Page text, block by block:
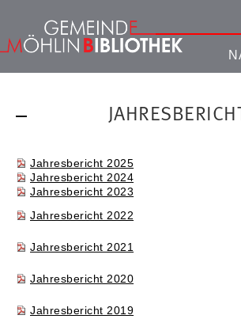
Jahresbericht 2025
Jahresbericht 2024
Jahresbericht 2023
Jahresbericht 2022
Jahresbericht 2021
Jahresbericht 2020
Jahresbericht 2019